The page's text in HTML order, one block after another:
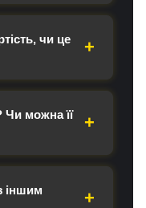
чи це
Чи можна її
іншим